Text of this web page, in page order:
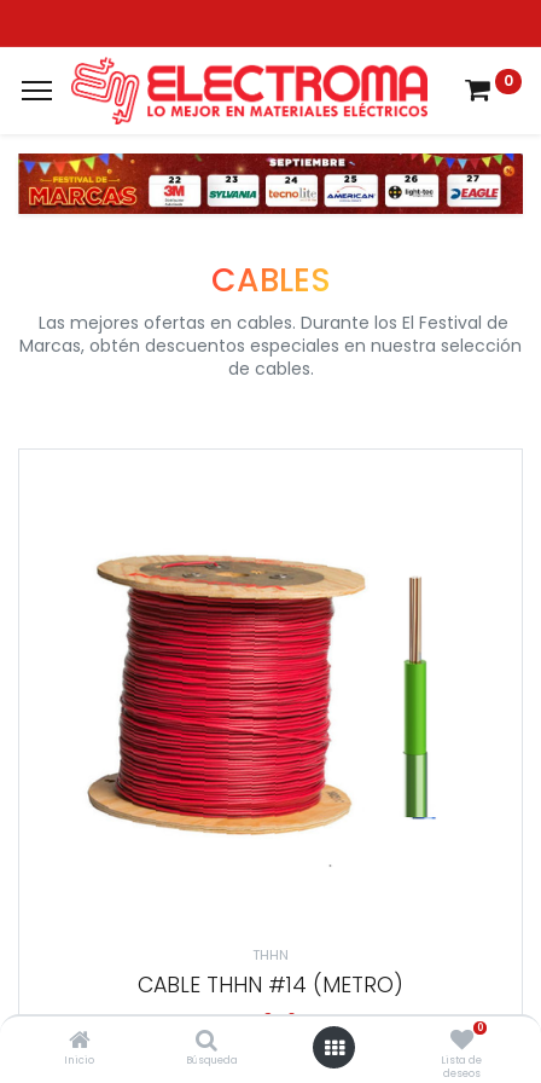
Inicio Búsqueda
0
Lista de
deseos
0
CABLES​
Las mejores ofertas en cables. Durante los El Festival de
Marcas, obtén descuentos especiales en nuestra selección
de cables.
THHN
CABLE THHN #14 (METRO)
Q3,46